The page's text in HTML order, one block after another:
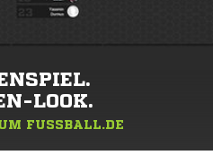
LOOK.
FUSSBALL.DE